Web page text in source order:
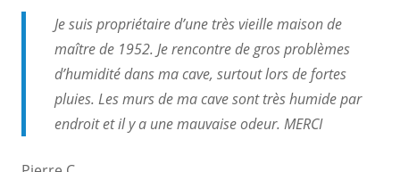
Je suis propriétaire d’une très vieille maison de
maître de 1952. Je rencontre de gros problèmes
d’humidité dans ma cave, surtout lors de fortes
pluies. Les murs de ma cave sont très humide par
endroit et il y a une mauvaise odeur. MERCI